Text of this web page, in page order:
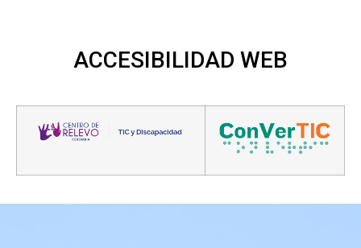
ALCALDE DE CHÍA ADVIRTIÓ DESAFÍOS DE
ACCESIBILIDAD WEB